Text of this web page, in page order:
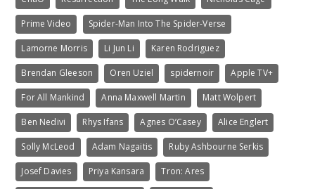
Prime Video Spider-Man Into The Spider-Verse
Lamorne Morris Li Jun Li Karen Rodriguez
Brendan Gleeson Oren Uziel spidernoir Apple TV+
For All Mankind Anna Maxwell Martin Matt Wolpert
Ben Nedivi Rhys Ifans Agnes O’Casey Alice Englert
Solly McLeod Adam Nagaitis Ruby Ashbourne Serkis
Josef Davies Priya Kansara Tron: Ares